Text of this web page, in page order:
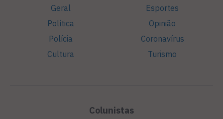
Geral
Política
Polícia
Cultura
Esportes
Opinião
Coronavírus
Turismo
Colunistas